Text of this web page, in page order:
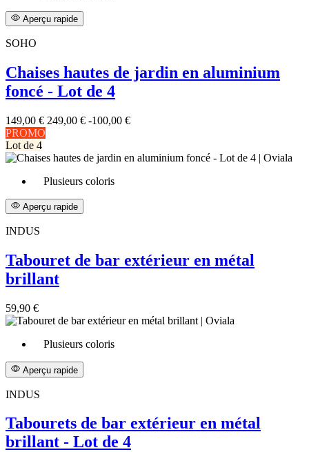
Aperçu rapide
SOHO
Chaises hautes de jardin en aluminium
foncé - Lot de 4
149,00 € 249,00 € -100,00 €
PROMO
Lot de 4
Plusieurs coloris
Aperçu rapide
INDUS
Tabouret de bar extérieur en métal
brillant
59,90 €
Plusieurs coloris
Aperçu rapide
INDUS
Tabourets de bar extérieur en métal
brillant - Lot de 4